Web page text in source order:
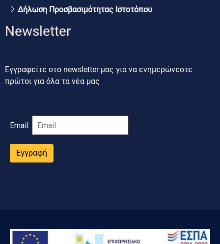
Δήλωση Προσβασιμότητας Ιστοτόπου
Newsletter
Εγγραφείτε στο newsletter μας για να ενημερώνεστε
πρώτοι για όλα τα νέα μας
Email:
Εγγραφή